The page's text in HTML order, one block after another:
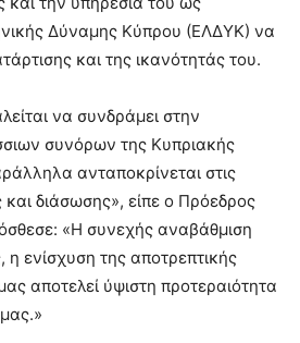
Δύναμης Κύπρου (ΕΛΔΥΚ) να
και της ικανότητάς του.
να συνδράμει στην
συνόρων της Κυπριακής
ανταποκρίνεται στις
και διάσωσης», είπε ο Πρόεδρος
«Η συνεχής αναβάθμιση
ενίσχυση της αποτρεπτικής
αποτελεί ύψιστη προτεραιότητα